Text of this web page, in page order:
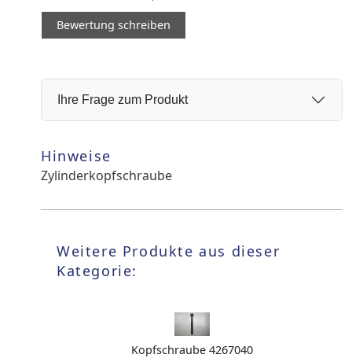
Bewertung schreiben
Ihre Frage zum Produkt
Hinweise
Zylinderkopfschraube
Weitere Produkte aus dieser
Kategorie:
Kopfschraube 4267040